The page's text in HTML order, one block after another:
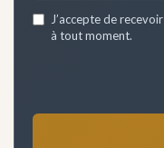
address
J’accepte de
à tout moment.